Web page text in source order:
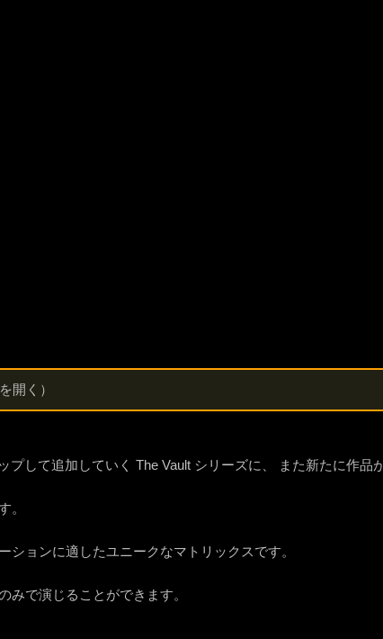
開く）
プして追加していく The Vault シリーズに、 また新たに作品
。
ションに適したユニークなマトリックスです。
みで演じることができます。